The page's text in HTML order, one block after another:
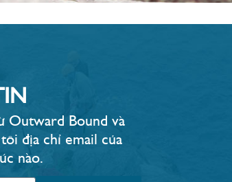
Outward Bound và
địa chỉ email của
nào.​